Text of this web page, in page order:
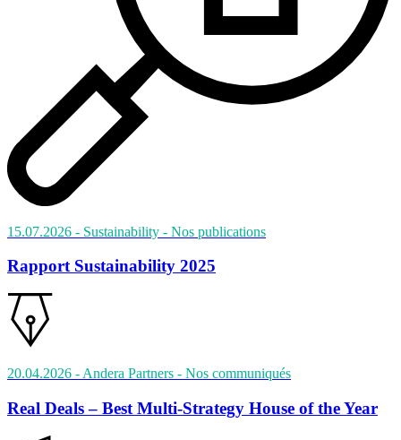
15.07.2026 - Sustainability - Nos publications
Rapport Sustainability 2025
20.04.2026 - Andera Partners - Nos communiqués
Real Deals – Best Multi-Strategy House of the Year